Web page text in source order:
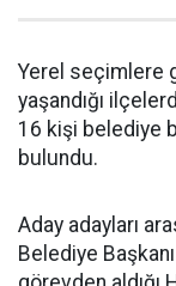
Yerel seçimlere
yaşandığı
16 kişi belediye
bulundu.
Aday adayları
Belediye